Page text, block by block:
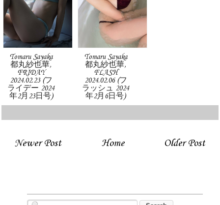
Tomaru Sayaka
都丸紗也華,
FRIDAY
2024.02.23 (フ
ライデー 2024
年2月23日号)
Tomaru Sayaka
都丸紗也華,
FLASH
2024.02.06 (フ
ラッシュ 2024
年2月6日号)
Newer Post Older Post
Home